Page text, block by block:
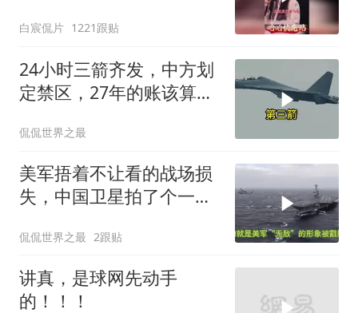
白宸侃片 1221跟贴
24小时三箭齐发，中方划
定禁区，27年的账该算
侃侃世界之最
美军捂着不让看的战场损
失，中国卫星拍了个一清
侃侃世界之最 2跟贴
讲真，是球网先动手
的！！！